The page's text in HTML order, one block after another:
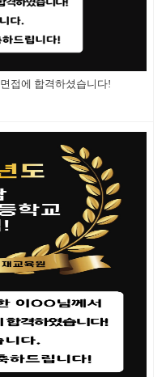
접에 합격하셨습니다!